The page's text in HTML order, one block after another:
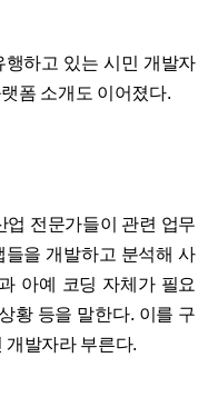
하고 있는 시민 개발자
폼 소개도 이어졌다.
업 전문가들이 관련 업무
을 개발하고 분석해 사
아예 코딩 자체가 필요
황 등을 말한다. 이를 구
개발자라 부른다.